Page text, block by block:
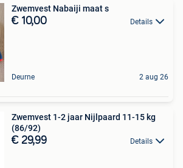
Zwemvest Nabaiji maat s
€ 10,00 Details
Deurne 2 aug 26
Zwemvest 1-2 jaar Nijlpaard 11-15 kg
(86/92)
€ 29,99 Details